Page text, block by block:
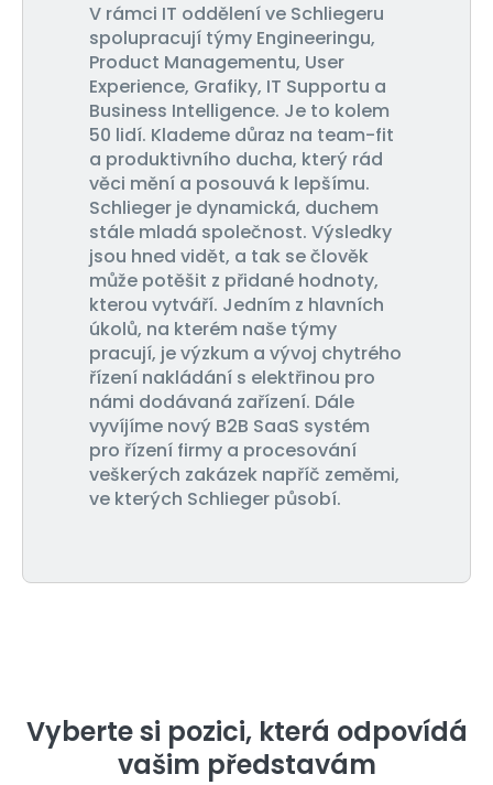
V rámci IT oddělení ve Schliegeru
spolupracují týmy Engineeringu,
Product Managementu, User
Experience, Grafiky, IT Supportu a
Business Intelligence. Je to kolem
50 lidí. Klademe důraz na team-fit
a produktivního ducha, který rád
věci mění a posouvá k lepšímu.
Schlieger je dynamická, duchem
stále mladá společnost. Výsledky
jsou hned vidět, a tak se člověk
může potěšit z přidané hodnoty,
kterou vytváří. Jedním z hlavních
úkolů, na kterém naše týmy
pracují, je výzkum a vývoj chytrého
řízení nakládání s elektřinou pro
námi dodávaná zařízení. Dále
vyvíjíme nový B2B SaaS systém
pro řízení firmy a procesování
veškerých zakázek napříč zeměmi,
ve kterých Schlieger působí.
Vyberte si pozici, která odpovídá
vašim představám